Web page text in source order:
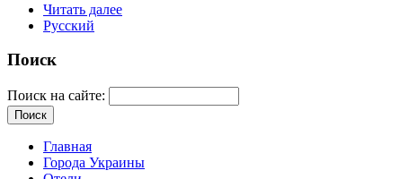
Читать далее
Русский
Поиск
Поиск на сайте:
Главная
Города Украины